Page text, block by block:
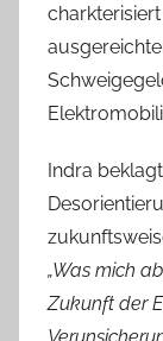
Indra
„Was mich
Zukunft der